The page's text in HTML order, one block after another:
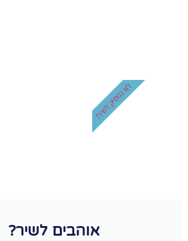
אוהבים לשיר?
לא נפסיק לשיר!